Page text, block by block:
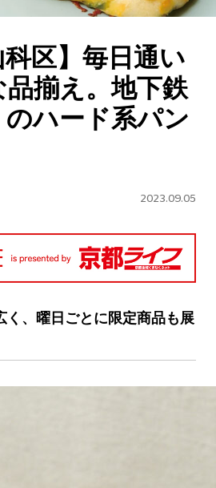
ント応募
科区】毎日通い
揃え。地下鉄
ハード系パン
2023.09.05
く、曜日ごとに限定商品も展